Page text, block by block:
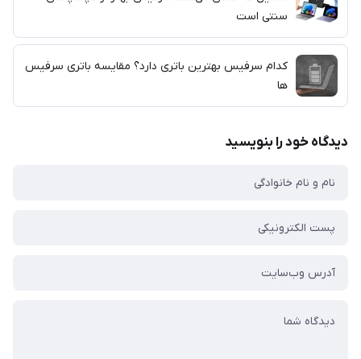
سنتی است
کدام سرفیس بهترین باتری دارد؟ مقایسه باتری سرفیس
ها
دیدگاه خود را بنویسید